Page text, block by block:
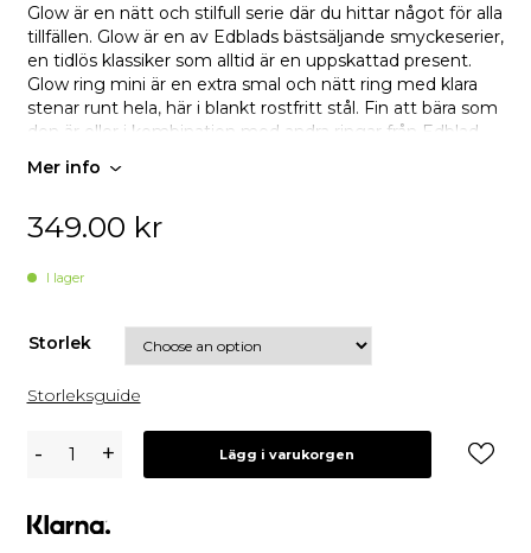
Glow är en nätt och stilfull serie där du hittar något för alla
tillfällen. Glow är en av Edblads bästsäljande smyckeserier,
en tidlös klassiker som alltid är en uppskattad present.
Glow ring mini är en extra smal och nätt ring med klara
stenar runt hela, här i blankt rostfritt stål. Fin att bära som
den är eller i kombination med andra ringar från Edblad.
Mer info
349.00 kr
I lager
Storlek
Storleksguide
Mini
Stål
- + Lägg i varukorgen